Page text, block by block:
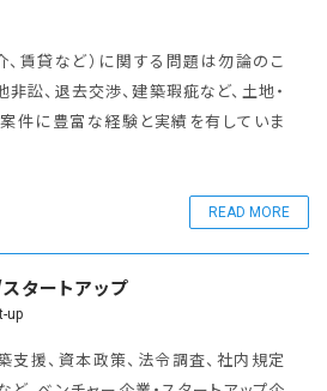
、賃貸など）に関する問題は勿論のこ
非訟、退去交渉、建築瑕疵など、土地・
件に豊富な経験と実績を有していま
READ MORE
タートアップ
up
支援、資本政策、法令調査、社内規定